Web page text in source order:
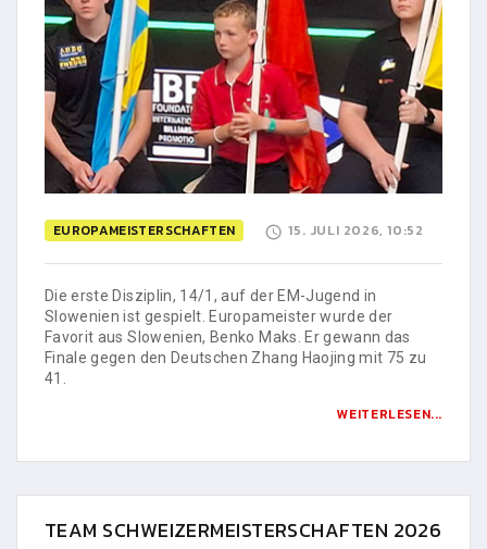
EUROPAMEISTERSCHAFTEN 15. JULI 2026, 10:52
Die erste Disziplin, 14/1, auf der EM-Jugend in
Slowenien ist gespielt. Europameister wurde der
Favorit aus Slowenien, Benko Maks. Er gewann das
Finale gegen den Deutschen Zhang Haojing mit 75 zu
41.
WEITERLESEN...
TEAM SCHWEIZERMEISTERSCHAFTEN 2026